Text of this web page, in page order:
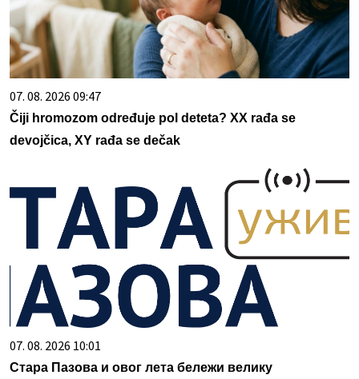
07. 08. 2026 09:47
Čiji hromozom određuje pol deteta? XX rađa se
devojčica, XY rađa se dečak
07. 08. 2026 10:01
Стара Пазова и овог лета бележи велику